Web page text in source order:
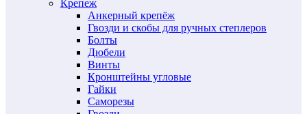
Крепеж
Анкерный крепёж
Гвозди и скобы для ручных степлеров
Болты
Дюбели
Винты
Кронштейны угловые
Гайки
Саморезы